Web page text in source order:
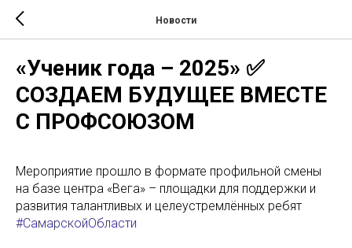
Новости
«Ученик года – 2025» ✅
СОЗДАЕМ БУДУЩЕЕ ВМЕСТЕ
С ПРОФСОЮЗОМ
Мероприятие прошло в формате профильной смены
на базе центра «Вега» – площадки для поддержки и
развития талантливых и целеустремлённых ребят
#СамарскойОбласти